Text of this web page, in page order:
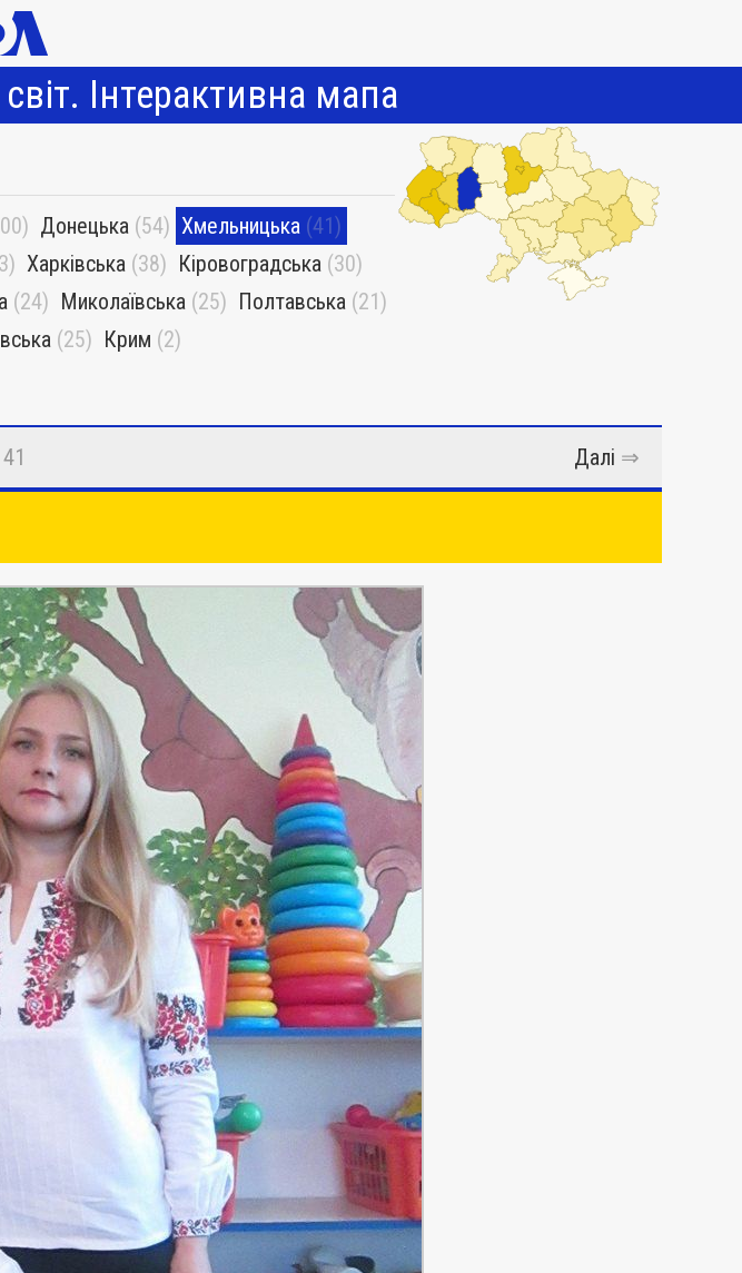
Інтерактивна мапа
Донецька (54) Хмельницька (41)
Харківська (38) Кіровоградська (30)
(24) Миколаївська (25) Полтавська (21)
(25) Крим (2)
Далі ⇒